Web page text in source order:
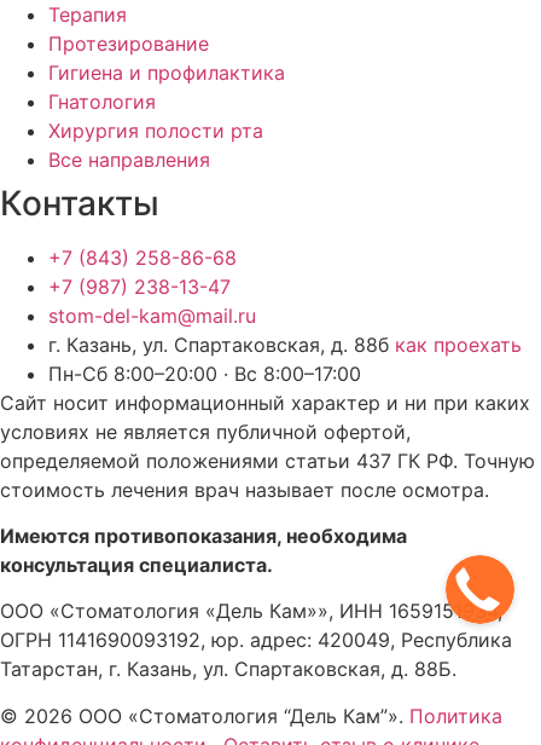
Терапия
Протезирование
Гигиена и профилактика
Гнатология
Хирургия полости рта
Все направления
Контакты
+7 (843) 258-86-68
+7 (987) 238-13-47
stom-del-kam@mail.ru
г. Казань, ул. Спартаковская, д. 88б как проехать
Пн-Сб 8:00–20:00 · Вс 8:00–17:00
Сайт носит информационный характер и ни при каких
условиях не является публичной офертой,
определяемой положениями статьи 437 ГК РФ. Точную
стоимость лечения врач называет после осмотра.
Имеются противопоказания, необходима
консультация специалиста.
ООО «Стоматология «Дель Кам»», ИНН 1659151934,
ОГРН 1141690093192, юр. адрес: 420049, Республика
Татарстан, г. Казань, ул. Спартаковская, д. 88Б.
© 2026 ООО «Стоматология “Дель Кам”». Политика